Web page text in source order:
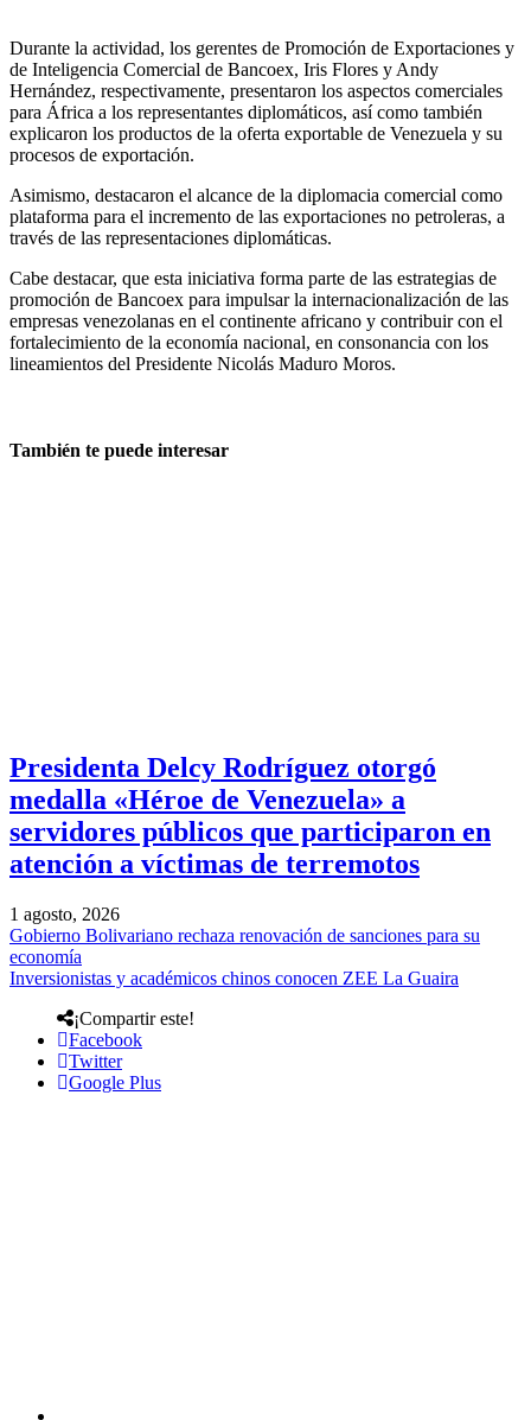
Durante la actividad, los gerentes de Promoción de Exportaciones y
de Inteligencia Comercial de Bancoex, Iris Flores y Andy
Hernández, respectivamente, presentaron los aspectos comerciales
para África a los representantes diplomáticos, así como también
explicaron los productos de la oferta exportable de Venezuela y su
procesos de exportación.
Asimismo, destacaron el alcance de la diplomacia comercial como
plataforma para el incremento de las exportaciones no petroleras, a
través de las representaciones diplomáticas.
Cabe destacar, que esta iniciativa forma parte de las estrategias de
promoción de Bancoex para impulsar la internacionalización de las
empresas venezolanas en el continente africano y contribuir con el
fortalecimiento de la economía nacional, en consonancia con los
lineamientos del Presidente Nicolás Maduro Moros.
También te puede interesar
Presidenta Delcy Rodríguez otorgó
medalla «Héroe de Venezuela» a
servidores públicos que participaron en
atención a víctimas de terremotos
1 agosto, 2026
Gobierno Bolivariano rechaza renovación de sanciones para su
economía
Inversionistas y académicos chinos conocen ZEE La Guaira
¡Compartir este!
Facebook
Twitter
Google Plus